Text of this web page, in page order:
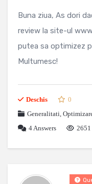
Buna ziua, As dori
review la site-ul
putea sa optimizez
Multumesc!
Deschis
0
Generalitati,
4Answers